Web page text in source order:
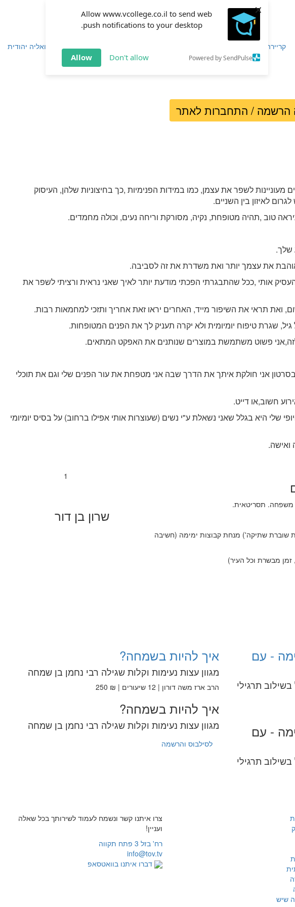
Allow www.vcollege.co.il to send web
push notifications to your desktop.
Powered by SendPulse
Don't allow
Allow
×
TOV אקטואליה יהודית שיטת ימימה קריירה וכלכלה
הרשמה / התחברות לאתר
לשפר את עצמן, כמו במידות הפנימיות ,כך בחיצוניות שלהן, העיסוק
לאיזון בין השניים.
טוב ,תהיה מטופחת, נקיה, מסורקת וריחה נעים, וכולה מחמדים.
שלך.
את עצמך יותר ואת משדרת את זה לסביבה.
שלי העסיק אותי ,ככל שהתבגרתי הפכתי מודעת יותר לאיך שאני נראית ורציתי לשפר את
ואת תראי את השיפור מייד, האחרים יראו זאת אחריך ותזכי למחמאות רבות.
שגרת טיפוח יומיומית ולא יקרה תעניק לך את הפנים המטופחות.
לזה,אני פשוט משתמשת במוצרים שנותנים את האפקט המתאים.
אני חולקת איתך את הדרך שבה אני מטפחת את עור הפנים שלי וגם את תוכלי
חשוב,או דייט.
שלי היא בגלל שאני נשאלת ע"י נשים (שעוצרות אותי אפילו ברחוב) על בסיס יומיומי
ואישה.
1
שרון בן דור
שוברת שתיקה') מנחת קבוצות ימימה (חשיבה
זמן מבשרת וכל העיר)
איך להיות בשמחה?
מגוון עצות נעימות וקלות שגילה רבי נחמן בן שמחה
הרב ארז משה דורון | 12 שיעורים | ₪ 250
איך להיות בשמחה?
מגוון עצות נעימות וקלות שגילה רבי נחמן בן שמחה
לסילבוס והרשמה
- עם
תרגילי
- עם
תרגילי
צרו איתנו קשר ונשמח לעמוד לשירותך בכל שאלה
ועניין!
רח' בזל 3 פתח תקווה
info@tov.tv
דברו איתנו בוואטסאפ
שיש